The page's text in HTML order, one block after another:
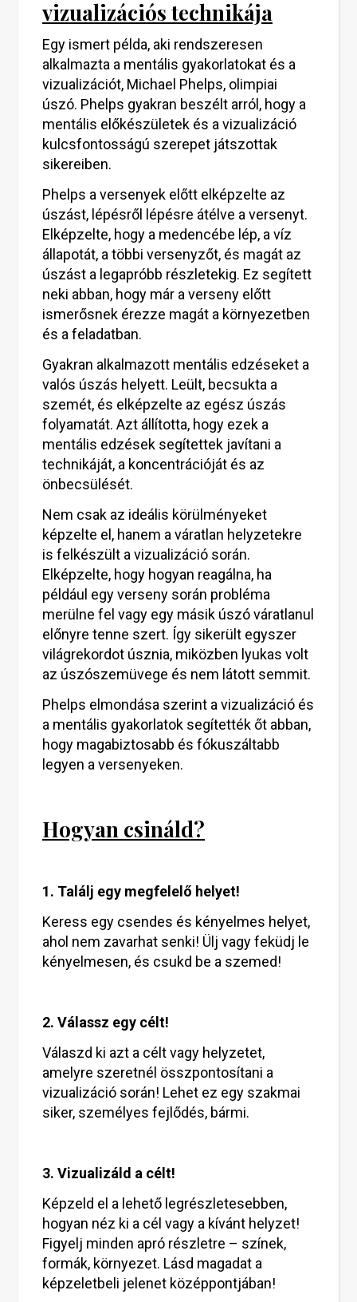
vizualizációs technikája
Egy ismert példa, aki rendszeresen
alkalmazta a mentális gyakorlatokat és a
vizualizációt, Michael Phelps, olimpiai
úszó. Phelps gyakran beszélt arról, hogy a
mentális előkészületek és a vizualizáció
kulcsfontosságú szerepet játszottak
sikereiben.
Phelps a versenyek előtt elképzelte az
úszást, lépésről lépésre átélve a versenyt.
Elképzelte, hogy a medencébe lép, a víz
állapotát, a többi versenyzőt, és magát az
úszást a legapróbb részletekig. Ez segített
neki abban, hogy már a verseny előtt
ismerősnek érezze magát a környezetben
és a feladatban.
Gyakran alkalmazott mentális edzéseket a
valós úszás helyett. Leült, becsukta a
szemét, és elképzelte az egész úszás
folyamatát. Azt állította, hogy ezek a
mentális edzések segítettek javítani a
technikáját, a koncentrációját és az
önbecsülését.
Nem csak az ideális körülményeket
képzelte el, hanem a váratlan helyzetekre
is felkészült a vizualizáció során.
Elképzelte, hogy hogyan reagálna, ha
például egy verseny során probléma
merülne fel vagy egy másik úszó váratlanul
előnyre tenne szert. Így sikerült egyszer
világrekordot úsznia, miközben lyukas volt
az úszószemüvege és nem látott semmit.
Phelps elmondása szerint a vizualizáció és
a mentális gyakorlatok segítették őt abban,
hogy magabiztosabb és fókuszáltabb
legyen a versenyeken.
Hogyan csináld?
1. Találj egy megfelelő helyet!
Keress egy csendes és kényelmes helyet,
ahol nem zavarhat senki! Ülj vagy feküdj le
kényelmesen, és csukd be a szemed!
2. Válassz egy célt!
Válaszd ki azt a célt vagy helyzetet,
amelyre szeretnél összpontosítani a
vizualizáció során! Lehet ez egy szakmai
siker, személyes fejlődés, bármi.
3. Vizualizáld a célt!
Képzeld el a lehető legrészletesebben,
hogyan néz ki a cél vagy a kívánt helyzet!
Figyelj minden apró részletre – színek,
formák, környezet. Lásd magadat a
képzeletbeli jelenet középpontjában!